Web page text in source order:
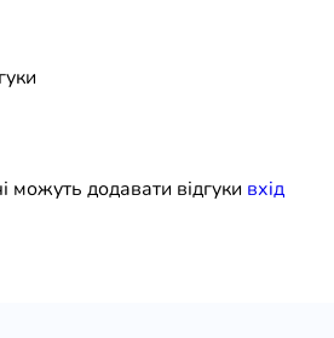
Художня література
можуть додавати відгуки вхiд